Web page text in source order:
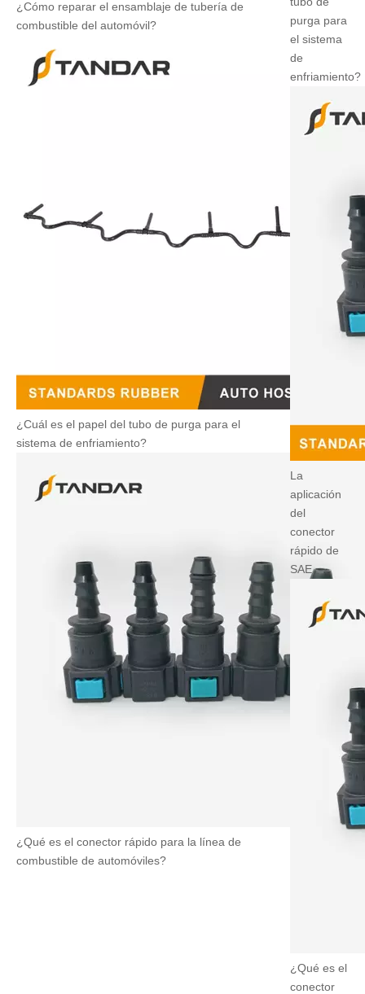
¿Cómo reparar el ensamblaje de tubería de
combustible del automóvil?
¿Cuál es el papel del tubo de purga para el
sistema de enfriamiento?
¿Qué es el conector rápido para la línea de
combustible de automóviles?
purga para
el sistema
de
enfriamiento?
La
aplicación
del
conector
rápido de
SAE
¿Qué es el
conector